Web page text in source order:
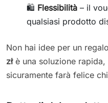
🛍️ Flessibilità – il
qualsiasi prodotto
Non hai idee per un
złè una soluzione rapida,
sicuramente farà felice